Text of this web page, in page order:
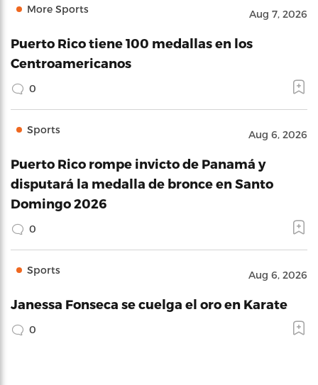
More Sports Aug 7, 2026
Puerto Rico tiene 100 medallas en los
Centroamericanos
0
Sports Aug 6, 2026
Puerto Rico rompe invicto de Panamá y
disputará la medalla de bronce en Santo
Domingo 2026
0
Sports Aug 6, 2026
Janessa Fonseca se cuelga el oro en Karate
0